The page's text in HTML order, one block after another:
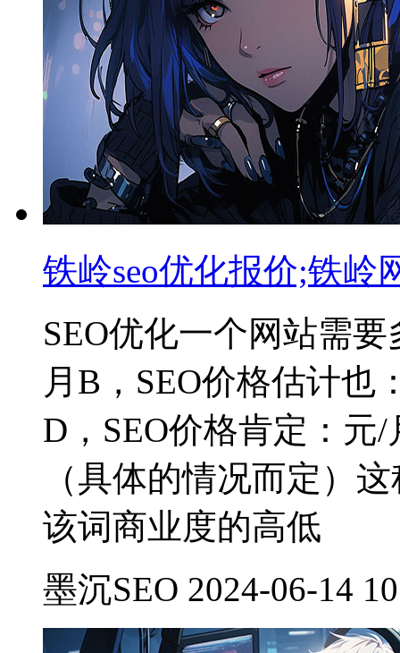
铁岭seo优化报价;铁岭
SEO优化一个网站需
月B，SEO价格估计也
D，SEO价格肯定：元
（具体的情况而定）
该词商业度的高低
墨沉SEO 2024-06-14